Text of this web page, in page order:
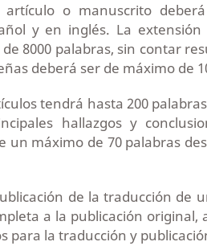
artículo o manuscrito
y en inglés. La
8000 palabras, sin contar
deberá ser de máximo de
tendrá hasta 200
hallazgos y
un máximo de 70 palabras
de la traducción de
a la publicación original,
para la traducción y